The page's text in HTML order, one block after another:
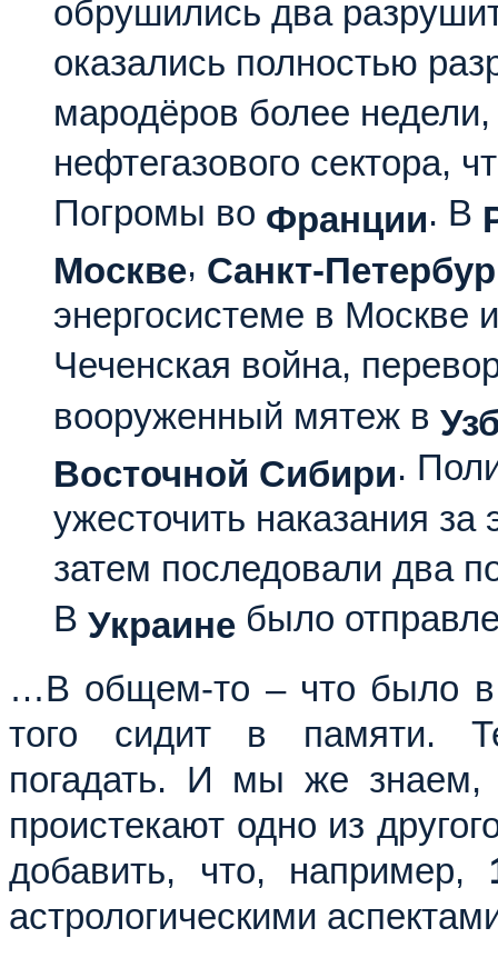
обрушились два
оказались полностью
мародёров более
нефтегазового сектора,
Погромы во Франции. В
Москве, Санкт-
энергосистеме в Москве
Чеченская война,
вооруженный мятеж в
Восточной Сибири.
ужесточить наказания
затем последовали два
В Украине было
…В общем-то – что было в
того сидит в памяти.
погадать. И мы же
проистекают одно из
добавить, что, например,
астрологическими